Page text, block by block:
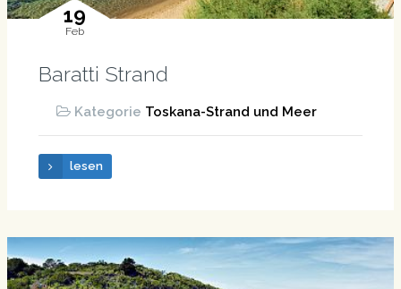
19
Feb
Baratti Strand
Kategorie Toskana-Strand und Meer
lesen